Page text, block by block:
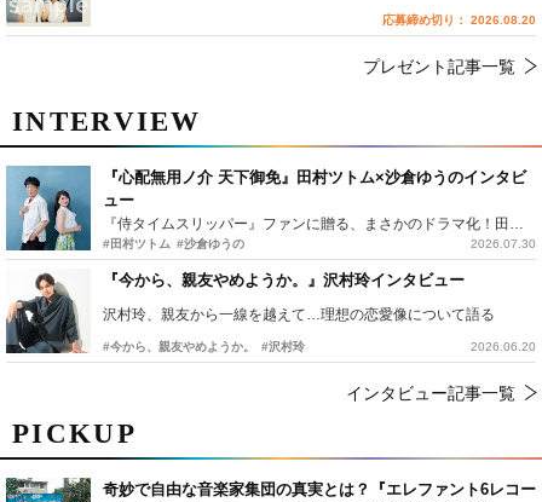
PICKUP
奇妙で自由な音楽家集団の真実とは？『エレファント6レコー
INTERVIEW
『心配無用ノ介 天下御免』田村ツトム×沙倉ゆうのインタビ
ュー
#田村ツトム #沙倉ゆうの 2026.07.30
『今から、親友やめようか。』沢村玲インタビュー
沢村玲、親友から一線を越えて…理想の恋愛像について語る
#今から、親友やめようか。 #沢村玲 2026.06.20
インタビュー記事一覧
応募締め切り： 2026.08.20
プレゼント記事一覧